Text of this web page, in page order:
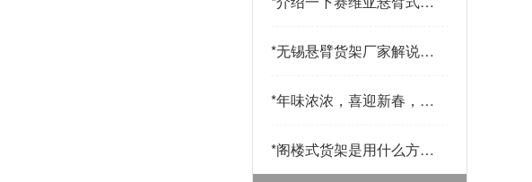
*无锡悬臂货架厂家解说悬
*年味浓浓，喜迎新春，公
*阁楼式货架是用什么方法
改善仓库中的环境的